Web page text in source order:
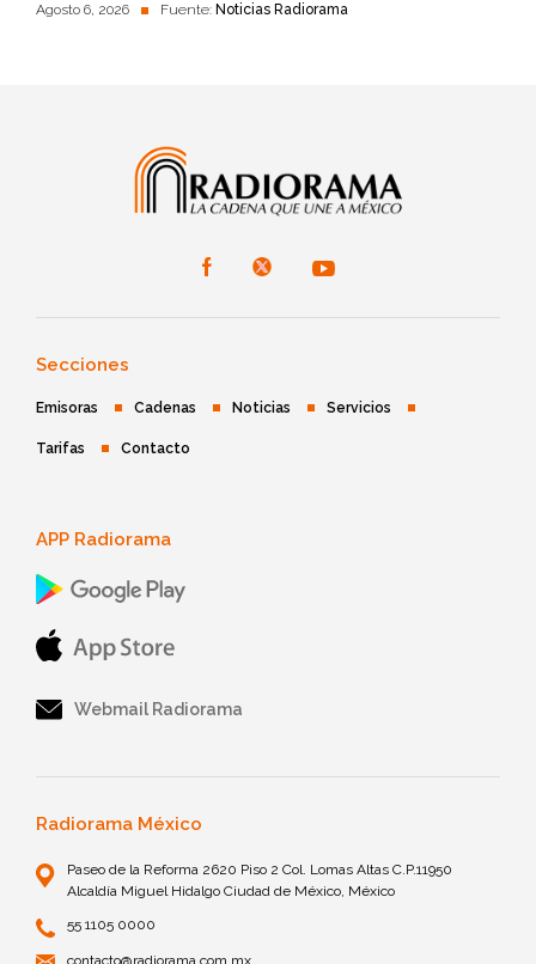
Agosto 6, 2026 Fuente: Noticias Radiorama
Secciones
Emisoras Cadenas Noticias Servicios
Tarifas Contacto
APP Radiorama
Webmail Radiorama
Radiorama México
Paseo de la Reforma 2620 Piso 2 Col. Lomas Altas C.P.11950
Alcaldía Miguel Hidalgo Ciudad de México, México
55 1105 0000
contacto@radiorama.com.mx